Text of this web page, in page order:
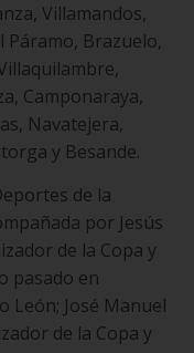
Villamandos,
Páramo, Brazuelo,
Camponaraya,
Navatejera,
y Besande.
de la
por Jesús
de la Copa y
pasado en
León; José Manuel
de la Copa y